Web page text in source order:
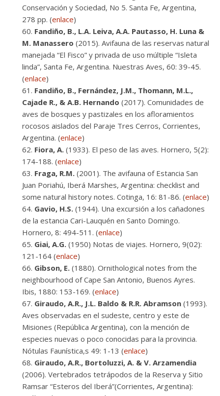
Conservación y Sociedad, No 5. Santa Fe, Argentina,
278 pp. (enlace)
Fandiño, B., L.A. Leiva, A.A. Pautasso, H. Luna &
M. Manassero (2015). Avifauna de las reservas natural
manejada “El Fisco” y privada de uso múltiple “Isleta
linda”, Santa Fe, Argentina. Nuestras Aves, 60: 39-45.
(enlace)
Fandiño, B., Fernández, J.M., Thomann, M.L.,
Cajade R., & A.B. Hernando (2017). Comunidades de
aves de bosques y pastizales en los afloramientos
rocosos aislados del Paraje Tres Cerros, Corrientes,
Argentina. (enlace)
Fiora, A. (1933). El peso de las aves. Hornero, 5(2):
174-188. (enlace)
Fraga, R.M. (2001). The avifauna of Estancia San
Juan Poriahú, Iberá Marshes, Argentina: checklist and
some natural history notes. Cotinga, 16: 81-86. (enlace)
Gavio, H.S. (1944). Una excursión a los cañadones
de la estancia Cari-Lauquén en Santo Domingo.
Hornero, 8: 494-511. (enlace)
Giai, A.G. (1950) Notas de viajes. Hornero, 9(02):
121-164 (enlace)
Gibson, E. (1880). Ornithological notes from the
neighbourhood of Cape San Antonio, Buenos Ayres.
Ibis, 1880: 153-169. (enlace)
Giraudo, A.R., J.L. Baldo & R.R. Abramson (1993).
Aves observadas en el sudeste, centro y este de
Misiones (República Argentina), con la mención de
especies nuevas o poco conocidas para la provincia.
Nótulas Faunística,s 49: 1-13 (enlace)
Giraudo, A.R., Bortoluzzi, A. & V. Arzamendia
(2006). Vertebrados tetrápodos de la Reserva y Sitio
Ramsar “Esteros del Iberá”(Corrientes, Argentina):